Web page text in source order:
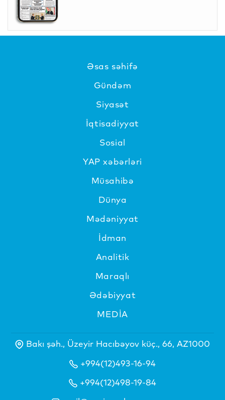
Əsas səhifə
Gündəm
Siyasət
İqtisadiyyat
Sosial
YAP xəbərləri
Müsahibə
Dünya
Mədəniyyat
İdman
Analitik
Maraqlı
Ədəbiyyat
MEDİA
Bakı şəh., Üzeyir Hacıbəyov küç., 66, AZ1000
+994(12)493-16-94
+994(12)498-19-84